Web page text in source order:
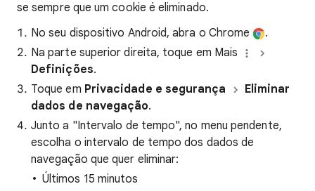
se sempre que um cookie é eliminado.
No seu dispositivo Android, abra o Chrome
.
Na parte superior direita, toque em Mais
Definições.
Toque em Privacidade e segurança
Eliminar
dados de navegação.
Junto a "Intervalo de tempo", no menu pendente,
escolha o intervalo de tempo dos dados de
navegação que quer eliminar:
Últimos 15 minutos